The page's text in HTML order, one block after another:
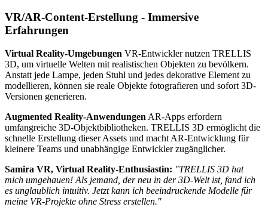
VR/AR-Content-Erstellung - Immersive
Erfahrungen
Virtual Reality-Umgebungen VR-Entwickler nutzen TRELLIS
3D, um virtuelle Welten mit realistischen Objekten zu bevölkern.
Anstatt jede Lampe, jeden Stuhl und jedes dekorative Element zu
modellieren, können sie reale Objekte fotografieren und sofort 3D-
Versionen generieren.
Augmented Reality-Anwendungen AR-Apps erfordern
umfangreiche 3D-Objektbibliotheken. TRELLIS 3D ermöglicht die
schnelle Erstellung dieser Assets und macht AR-Entwicklung für
kleinere Teams und unabhängige Entwickler zugänglicher.
Samira VR, Virtual Reality-Enthusiastin: "TRELLIS 3D hat
mich umgehauen! Als jemand, der neu in der 3D-Welt ist, fand ich
es unglaublich intuitiv. Jetzt kann ich beeindruckende Modelle für
meine VR-Projekte ohne Stress erstellen."